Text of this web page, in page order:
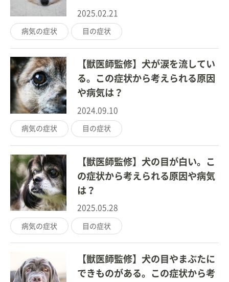
2025.02.21
病気の症状 目の症状
【獣医師監修】犬が涙を流してい
る。この症状から考えられる原因
や病気は？
2024.09.10
病気の症状 目の症状
【獣医師監修】犬の目が白い。こ
の症状から考えられる原因や病気
は？
2025.05.28
病気の症状 目の症状
【獣医師監修】犬の目やまぶたに
できものがある。この症状から考